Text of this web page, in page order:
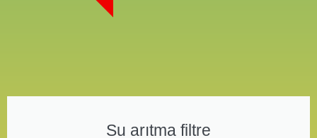
Su arıtma filtre